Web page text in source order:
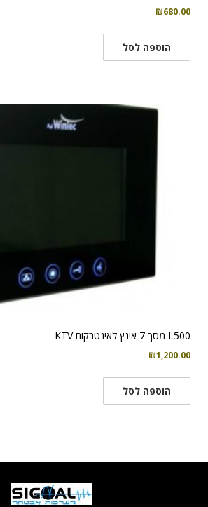
₪680.00
הוספה לסל
L500 מסך 7 אינץ לאינטרקום KTV
₪1,200.00
הוספה לסל